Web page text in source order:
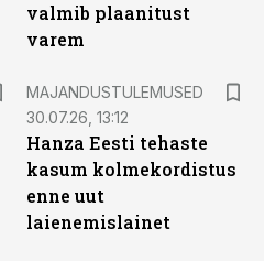
valmib plaanitust
varem
MAJANDUSTULEMUSED
30.07.26, 13:12
Hanza Eesti tehaste
kasum kolmekordistus
enne uut
laienemislainet